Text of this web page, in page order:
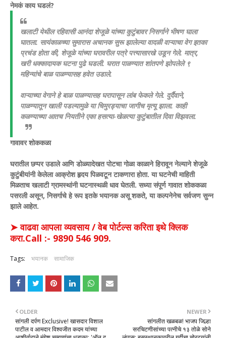
​नेमकं काय घडलं?
खलाटी येथील रहिवासी आनंदा शेजूळे यांच्या कुटुंबावर निसर्गाने भीषण घाला
घातला. सायंकाळच्या सुमारास अचानक सुरू झालेल्या वादळी वाऱ्याचा वेग इतका
प्रचंड होता की, शेजूळे यांच्या घरावरील पत्रे पत्त्यासारखे उडून गेले. मात्र,
खरी धक्कादायक घटना पुढे घडली. घरात पाळण्यात शांतपणे झोपलेले ९
महिन्यांचे बाळ पाळण्यासह हवेत उडाले.
​वाऱ्याच्या वेगाने हे बाळ पाळण्यासह घरापासून लांब फेकले गेले. दुर्दैवाने,
पाळण्यातून खाली पडल्यामुळे या चिमुरड्याचा जागीच मृत्यू झाला. काही
कळण्याच्या आतच नियतीने एका हसत्या-खेळत्या कुटुंबातील दिवा विझवला.
​गावावर शोककळा
घरातील छप्पर उडाले आणि डोळ्यादेखत पोटचा गोळा काळाने हिरावून नेल्याने शेजूळे
कुटुंबीयांनी केलेला आक्रोश हृदय पिळवटून टाकणारा होता. या घटनेची माहिती
मिळताच खलाटी ग्रामस्थांनी घटनास्थळी धाव घेतली. सध्या संपूर्ण गावात शोककळा
पसरली असून, निसर्गाचे हे रूप इतके भयानक असू शकते, या कल्पनेनेच सर्वजण सुन्न
झाले आहेत.
➤ वाढवा आपला व्यवसाय / वेब पोर्टल्स करिता इथे क्लिक
करा.Call :- 9890 546 909.
Tags: भयानक सामाजिक
NEWER
सांगलीत खळबळ! भाजप जिल्हा
सरचिटणीसांच्या पत्नीचे १३ तोळे सोने
OLDER
सांगली दर्पण Exclusive! ​खासदार विशाल
पाटील व आमदार विश्वजीत कदम यांच्या